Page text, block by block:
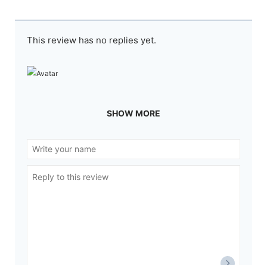
This review has no replies yet.
SHOW MORE